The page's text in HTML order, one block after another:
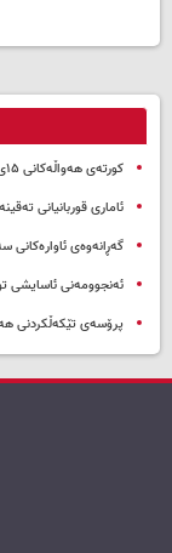
کورتەی هەواڵەکانی ۱۵ی گەلاوێژی ۱۴۰۵ی هەتاوی
ئاماری قوربانیانی
گەڕانەوەی ئاوارەکانی سەرێکانی بۆ
ئەنجوومەنی ئاسایشی
پرۆسەی تێکەڵکردنی